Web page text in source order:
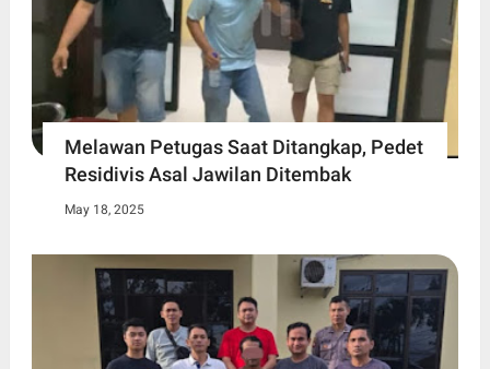
Melawan Petugas Saat Ditangkap, Pedet
Residivis Asal Jawilan Ditembak
May 18, 2025